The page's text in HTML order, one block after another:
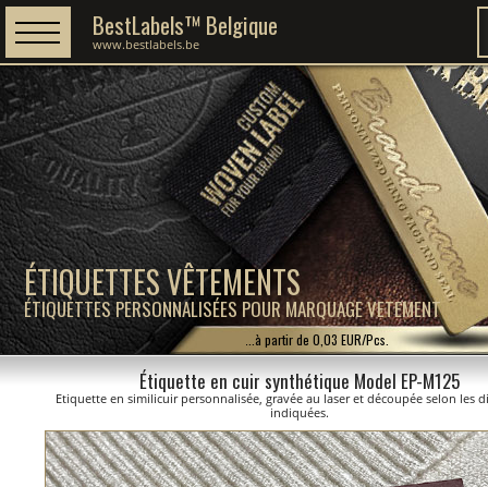
ÉTIQUETTES VÊTEMENTS
ÉTIQUETTES PERSONNALISÉES POUR MARQUAGE VETEMENT
BestLabels™ Belgique
www.bestlabels.be
...à partir de 0,03 EUR/Pcs.
Étiquette en cuir synthétique Model EP-M125
Etiquette en similicuir personnalisée, gravée au laser et découpée selon les
indiquées.